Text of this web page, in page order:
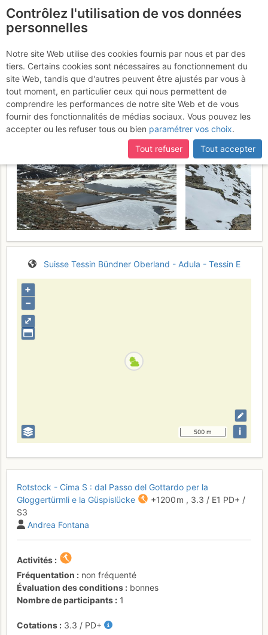
Dal Passo del Gottardo
Monte Prosa
Jeudi 14 mai 2026
Suisse Tessin Bündner Oberland - Adula - Tessin E
⤢
+
–
500 m i
Rotstock - Cima S : dal Passo del Gottardo per la
Gloggertürmli e la Güspislücke
+1200 m , 3.3 / E1 PD+ /
S3
Andrea Fontana
Activités
Fréquentation
non fréquenté
Évaluation des conditions
bonnes
Nombre de participants
1
Cotations 3.3 / PD+
Contrôlez l'utilisation de vos données
personnelles
Notre site Web utilise des cookies fournis par nous et par des
tiers. Certains cookies sont nécessaires au fonctionnement du
site Web, tandis que d'autres peuvent être ajustés par vous à
tout moment, en particulier ceux qui nous permettent de
comprendre les performances de notre site Web et de vous
fournir des fonctionnalités de médias sociaux. Vous pouvez les
accepter ou les refuser tous ou bien paramétrer vos choix.
Tout refuser
Tout accepter